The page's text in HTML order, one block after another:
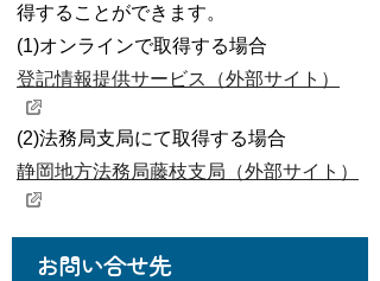
得することができます。
(1)オンラインで取得する場合
登記情報提供サービス（外部サイト）
(2)法務局支局にて取得する場合
静岡地方法務局藤枝支局（外部サイト）
お問い合せ先